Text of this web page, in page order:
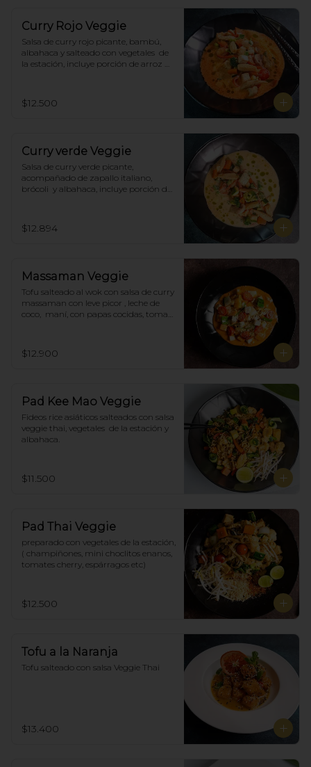
Curry Rojo Veggie
Salsa de curry rojo picante, bambú,
albahaca y salteado con vegetales  de
la estación, incluye porción de arroz
$12.500
Curry verde Veggie
Salsa de curry verde picante,
acompañado de zapallo italiano,
brócoli  y albahaca, incluye porción de
$12.894
Massaman Veggie
Tofu salteado al wok con salsa de curry
massaman con leve picor , leche de
coco,  maní, con papas cocidas, tomate
$12.900
Pad Kee Mao Veggie
Fideos rice asiáticos salteados con salsa
veggie thai, vegetales  de la estación y
albahaca.
$11.500
Pad Thai Veggie
preparado con vegetales de la estación,
( champiñones, mini choclitos enanos,
tomates cherry, espárragos etc)
$12.500
Tofu a la Naranja
Tofu salteado con salsa Veggie Thai
$13.400